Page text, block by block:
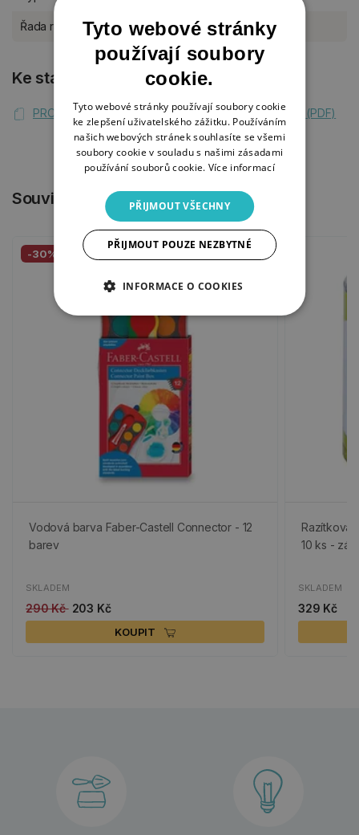
Řada razítek Aladine Stampo Funny
Ke stažení
PROHLÁŠENÍ O SHODĚ Aladine Stampo Funny 85173 (PDF)
Související produkty
-30%
Vodová barva Faber-Castell Connector - 12
barev
SKLADEM
290 Kč 203 Kč
KOUPIT
10 ks -
SKLADEM
329 Kč
Tyto webové stránky
používají soubory
cookie.
Tyto webové stránky používají soubory cookie
ke zlepšení uživatelského zážitku. Používáním
našich webových stránek souhlasíte se všemi
soubory cookie v souladu s našimi zásadami
používání souborů cookie. Více informací
PŘIJMOUT VŠECHNY
PŘIJMOUT POUZE NEZBYTNÉ
INFORMACE O COOKIES